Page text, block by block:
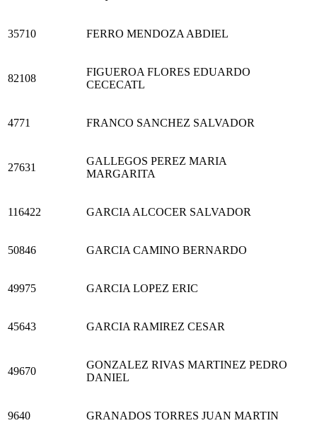
35710 FERRO MENDOZA ABDIEL
82108
FIGUEROA FLORES EDUARDO
CECECATL
4771 FRANCO SANCHEZ SALVADOR
27631
GALLEGOS PEREZ MARIA
MARGARITA
116422 GARCIA ALCOCER SALVADOR
50846 GARCIA CAMINO BERNARDO
49975 GARCIA LOPEZ ERIC
45643 GARCIA RAMIREZ CESAR
49670
GONZALEZ RIVAS MARTINEZ PEDRO
DANIEL
9640 GRANADOS TORRES JUAN MARTIN